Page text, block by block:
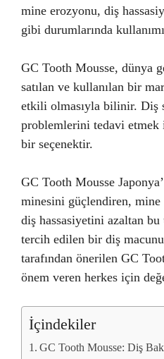
mine erozyonu, diş
gibi durumlarında
GC Tooth Mousse, dünya
satılan ve kullanılan bir
etkili olmasıyla bilinir. Diş
problemlerini tedavi
bir seçenektir.
GC Tooth Mousse
minesini güçlendiren,
diş hassasiyetini azaltan
tercih edilen bir diş
tarafından önerilen GC
önem veren herkes için
İçindekiler
GC Tooth Mousse: Diş